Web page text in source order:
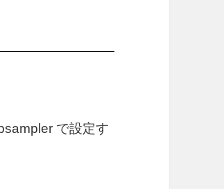
で設定す